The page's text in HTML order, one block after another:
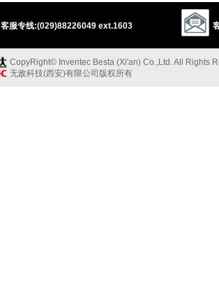
客服专线:(029)88226049 ext.1603
CopyRight© Inventec Besta (Xi'an) Co.,Ltd. All Rights
无敌科技(西安)有限公司版权所有